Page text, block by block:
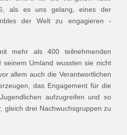
als es uns gelang, eines der
der Welt zu engagieren -
mehr als 400 teilnehmenden
seinem Umland wussten sie nicht
allem auch die Verantwortlichen
das Engagement für die
aufzugreifen und so
gleich drei Nachwuchsgruppen zu